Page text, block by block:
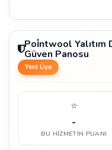
Poi̇ntwool Yalıtım
Güven Panosu
Yeni Üye
⭐
-
BU HIZMETIN PUANI